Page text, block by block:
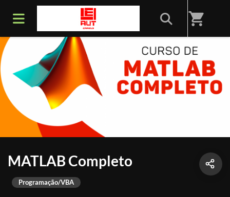
shopping_cart
MATLAB Completo
Programação/VBA